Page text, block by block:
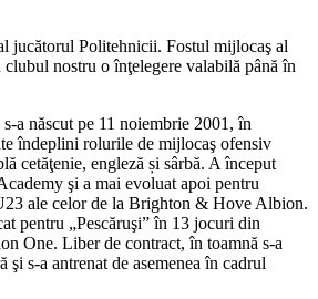
jucătorul Politehnicii. Fostul mijlocaş al
nostru o înţelegere valabilă până în
s-a născut pe 11 noiembrie 2001, în
îndeplini rolurile de mijlocaş ofensiv
cetăţenie, engleză și sârbă. A început
şi a mai evoluat apoi pentru
ale celor de la Brighton & Hove Albion.
pentru „Pescăruşi” în 13 jocuri din
One. Liber de contract, în toamnă s-a
şi s-a antrenat de asemenea în cadrul